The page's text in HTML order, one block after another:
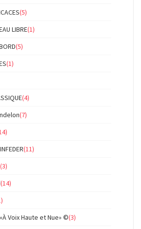
(5)
LIBRE(1)
(5)
(1)
(4)
(7)
(11)
(3)
(14)
Voix Haute et Nue» ©(3)